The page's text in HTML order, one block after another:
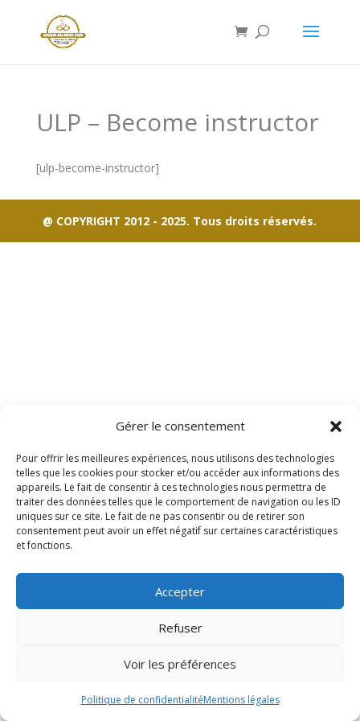
Gérer le consentement
Pour offrir les meilleures expériences, nous utilisons des technologies
telles que les cookies pour stocker et/ou accéder aux informations des
appareils. Le fait de consentir à ces technologies nous permettra de
traiter des données telles que le comportement de navigation ou les ID
uniques sur ce site. Le fait de ne pas consentir ou de retirer son
consentement peut avoir un effet négatif sur certaines caractéristiques
et fonctions.
Accepter
Refuser
Voir les préférences
Politique de confidentialitéMentions légales
ULP – Become instructor
[ulp-become-instructor]
@ COPYRIGHT 2012 - 2025. Tous droits réservés.